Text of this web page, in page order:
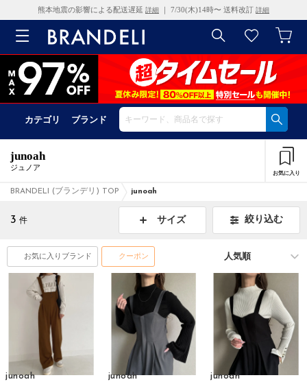
熊本地震の影響による配送遅延 詳細 ｜ 7/30(木)14時〜 送料改訂 詳細
カテゴリ ブランド
junoah
ジュノア
お気に入り
BRANDELI (ブランデリ) TOP junoah
3 件 サイズ 絞り込む
お気に入りブランド クーポン
junoah junoah junoah